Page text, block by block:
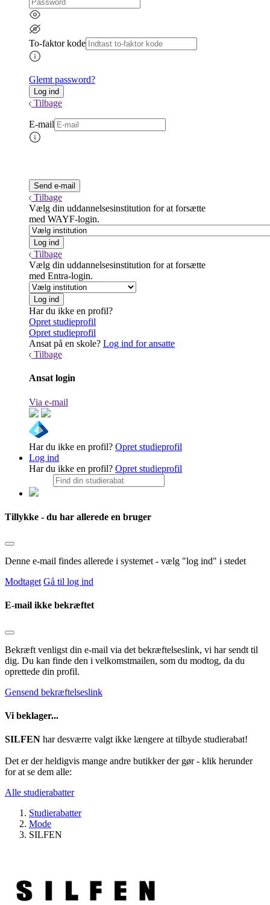
To-faktor kode
Glemt password?
Tilbage
E-mail
Tilbage
Vælg din uddannelsesinstitution for at forsætte
med WAYF-login.
Tilbage
Vælg din uddannelsesinstitution for at forsætte
med Entra-login.
Har du ikke en profil?
Opret studieprofil
Opret studieprofil
Ansat på en skole? Log ind for ansatte
Tilbage
Ansat login
Via e-mail
Har du ikke en profil? Opret studieprofil
Log ind
Har du ikke en profil? Opret studieprofil
Tillykke - du har allerede en bruger
Denne e-mail findes allerede i systemet - vælg "log ind" i stedet
Modtaget Gå til log ind
E-mail ikke bekræftet
Bekræft venligst din e-mail via det bekræftelseslink, vi har sendt til
dig. Du kan finde den i velkomstmailen, som du modtog, da du
oprettede din profil.
Gensend bekræftelseslink
Vi beklager...
SILFEN har desværre valgt ikke længere at tilbyde studierabat!
Det er der heldigvis mange andre butikker der gør - klik herunder
for at se dem alle:
Alle studierabatter
Studierabatter
Mode
SILFEN